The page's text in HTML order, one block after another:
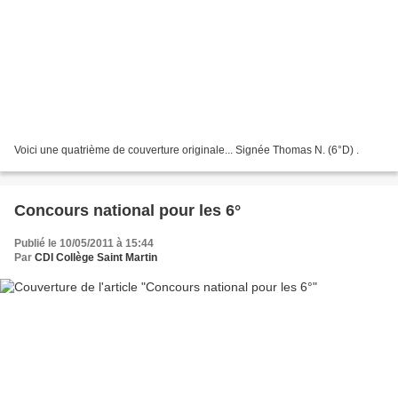
Voici une quatrième de couverture originale... Signée Thomas N. (6°D) .
Concours national pour les 6°
Publié le 10/05/2011 à 15:44
Par CDI Collège Saint Martin